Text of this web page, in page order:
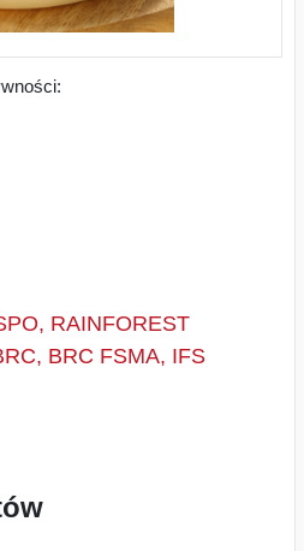
RAINFOREST
BRC FSMA, IFS